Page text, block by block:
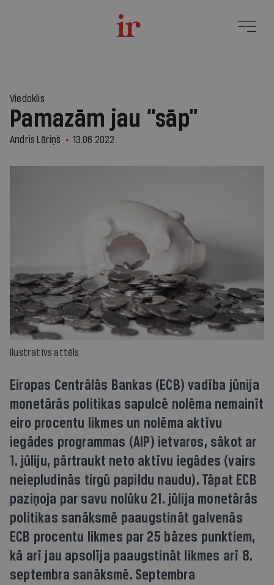
Viedoklis
Pamazām jau “sāp”
Andris Lāriņš 13.06.2022.
Ilustratīvs attēls
Eiropas Centrālās Bankas (ECB) vadība jūnija
monetārās politikas sapulcē nolēma nemainīt
eiro procentu likmes un nolēma aktīvu
iegādes programmas (AIP) ietvaros, sākot ar
1. jūliju, pārtraukt neto aktīvu iegādes (vairs
neiepludinās tirgū papildu naudu). Tāpat ECB
paziņoja par savu nolūku 21. jūlija monetārās
politikas sanāksmē paaugstināt galvenās
ECB procentu likmes par 25 bāzes punktiem,
kā arī jau apsolīja paaugstināt likmes arī 8.
septembra sanāksmē. Septembra